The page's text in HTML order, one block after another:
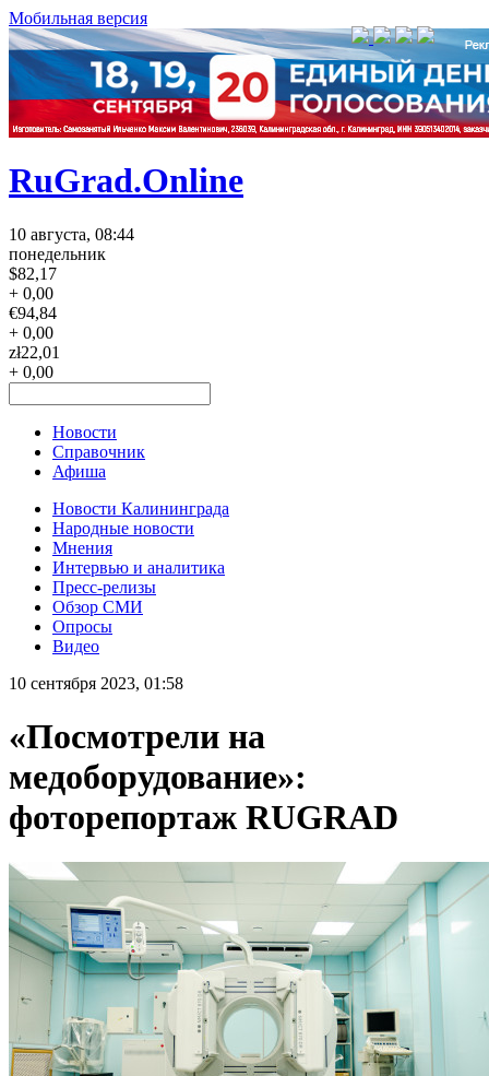
Мобильная версия
RuGrad.Online
10 августа, 08:44
понедельник
$82,17
+ 0,00
€94,84
+ 0,00
zł22,01
+ 0,00
Новости
Справочник
Афиша
Новости Калининграда
Народные новости
Мнения
Интервью и аналитика
Пресс-релизы
Обзор СМИ
Опросы
Видео
10 сентября 2023, 01:58
«Посмотрели на
медоборудование»:
фоторепортаж RUGRAD